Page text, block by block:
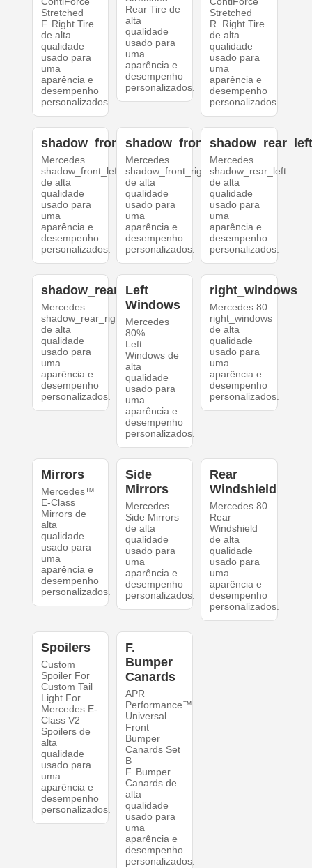
Stretched
F. Right Tire
de alta
qualidade
usado para
uma
aparência e
desempenho
personalizados.
Rear Tire de
alta
qualidade
usado para
uma
aparência e
desempenho
personalizados.
Stretched
R. Right Tire
de alta
qualidade
usado para
uma
aparência e
desempenho
personalizados.
shadow_front_left
Mercedes
shadow_front_left
de alta
qualidade
usado para
uma
aparência e
desempenho
personalizados.
shadow_front_right
Mercedes
shadow_front_right
de alta
qualidade
usado para
uma
aparência e
desempenho
personalizados.
Mercedes
shadow_rear_left
de alta
qualidade
usado para
uma
aparência e
desempenho
personalizados.
shadow_rear_right
Mercedes
shadow_rear_right
de alta
qualidade
usado para
uma
aparência e
desempenho
personalizados.
Left
Windows
Mercedes
80%
Left
Windows de
alta
qualidade
usado para
uma
aparência e
desempenho
personalizados.
right_windows
Mercedes 80
right_windows
de alta
qualidade
usado para
uma
aparência e
desempenho
personalizados.
Mirrors
Mercedes™
E-Class
Mirrors de
alta
qualidade
usado para
uma
aparência e
desempenho
personalizados.
Side
Mirrors
Mercedes
Side Mirrors
de alta
qualidade
usado para
uma
aparência e
desempenho
personalizados.
Rear
Windshield
Mercedes 80
Rear
Windshield
de alta
qualidade
usado para
uma
aparência e
desempenho
personalizados.
Spoilers
Custom
Spoiler For
Custom Tail
Light For
Mercedes E-
Class V2
Spoilers de
alta
qualidade
usado para
uma
aparência e
desempenho
personalizados.
F.
Bumper
Canards
APR
Performance™
Universal
Front
Bumper
Canards Set
B
F. Bumper
Canards de
alta
qualidade
usado para
uma
aparência e
desempenho
personalizados.